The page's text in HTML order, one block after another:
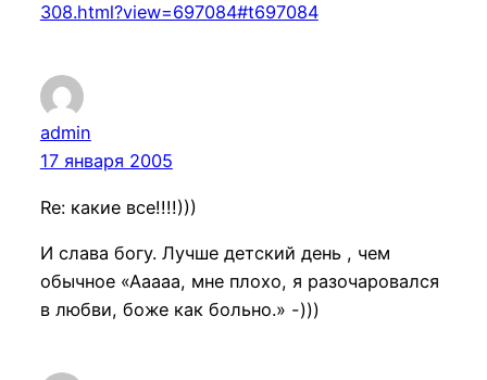
308.html?view=697084#t697084
admin
17 января 2005
Re: какие все!!!!)))
И слава богу. Лучше детский день , чем
обычное «Ааааа, мне плохо, я разочаровался
в любви, боже как больно.» -)))